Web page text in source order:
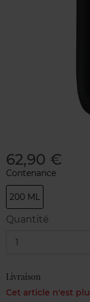
62,90 €
Contenance
200 ML
Quantité
1
Livraison
Cet article n'est